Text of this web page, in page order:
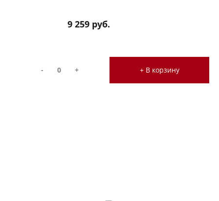
9 259 руб.
- + + В корзину